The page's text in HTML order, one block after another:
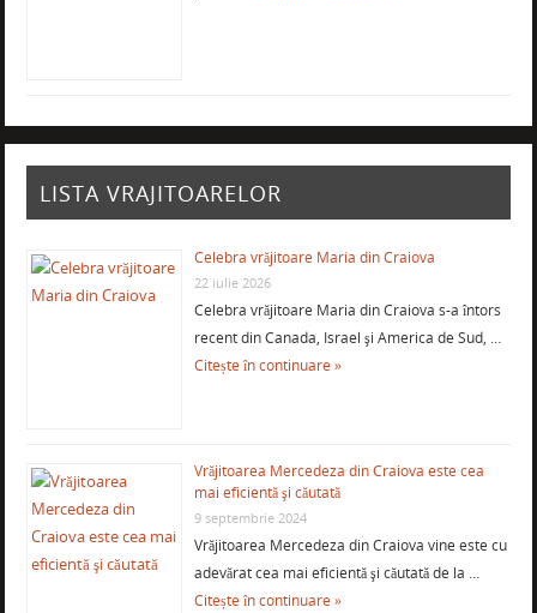
LISTA VRAJITOARELOR
Celebra vrăjitoare Maria din Craiova
22 iulie 2026
Celebra vrăjitoare Maria din Craiova s-a întors
recent din Canada, Israel şi America de Sud, …
Citește în continuare »
Vrăjitoarea Mercedeza din Craiova este cea
mai eficientă şi căutată
9 septembrie 2024
Vrăjitoarea Mercedeza din Craiova vine este cu
adevărat cea mai eficientă şi căutată de la …
Citește în continuare »